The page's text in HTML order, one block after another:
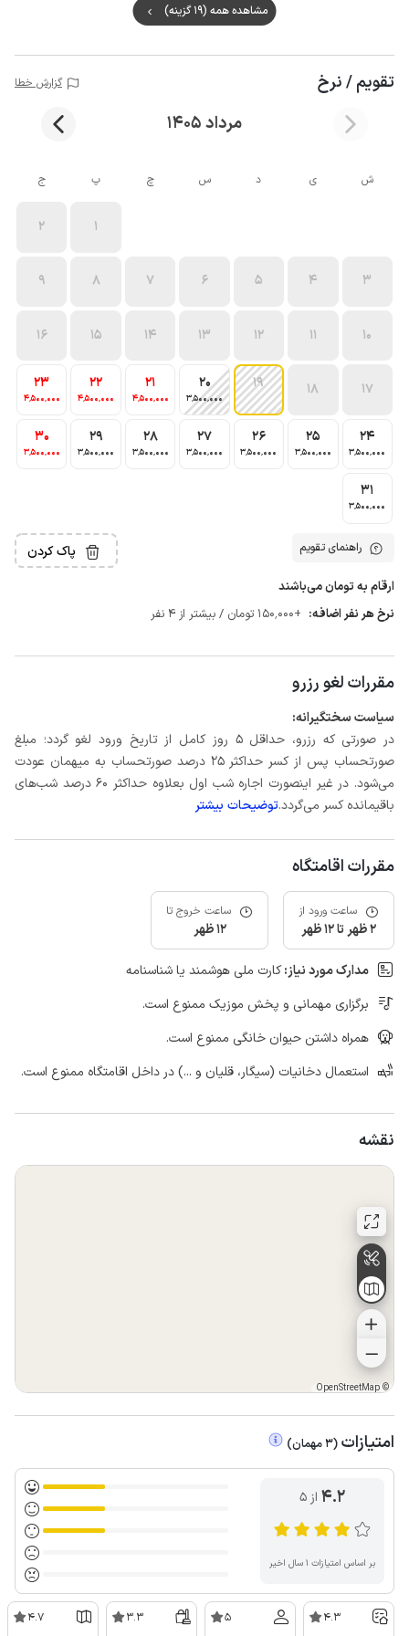
مشاهده همه (19 گزینه)
تقویم / نرخ گزارش خطا
مرداد 1405
ش ی د س چ پ ج
1
2
3
4
5
6
7
8
9
10
11
12
13
14
15
16
17
18
19
20
3٬500٬000
21
4٬500٬000
22
4٬500٬000
23
4٬500٬000
24
3٬500٬000
25
3٬500٬000
26
3٬500٬000
27
3٬500٬000
28
3٬500٬000
29
3٬500٬000
30
3٬500٬000
31
3٬500٬000
راهنمای تقویم پاک کردن
ارقام به تومان می‌باشند
نرخ هر نفر اضافه: +150٬000 تومان / بیشتر از 4 نفر
مقررات لغو رزرو
سیاست سختگیرانه:
در صورتی که رزرو، حداقل 5 روز کامل از تاریخ ورود لغو گردد؛ مبلغ
صورتحساب پس از کسر حداکثر 25 درصد صورتحساب به میهمان عودت
می‌شود. در غیر اینصورت اجاره شب اول بعلاوه حداکثر 60 درصد شب‌های
باقیمانده کسر می‌گردد.توضیحات بیشتر
مقررات اقامتگاه
ساعت ورود از
2 ظهر تا 12 ظهر
ساعت خروج تا
12 ظهر
مدارک مورد نیاز:کارت ملی هوشمند یا شناسنامه
برگزاری مهمانی و پخش موزیک ممنوع است.
همراه داشتن حیوان خانگی ممنوع است.
استعمال دخانیات (سیگار، قلیان و ...) در داخل اقامتگاه ممنوع است.
نقشه
©
OpenStreetMap
امتیازات (
3مهمان)
4.2 از ۵
بر اساس امتیازات ۱ سال اخیر
4.3
5
3.3
4.7